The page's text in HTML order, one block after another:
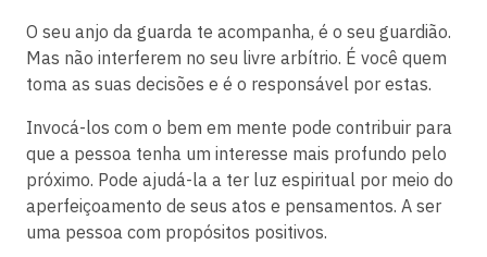
O seu anjo da guarda te acompanha, é o seu guardião.
Mas não interferem no seu livre arbítrio. É você quem
toma as suas decisões e é o responsável por estas.
Invocá-los com o bem em mente pode contribuir para
que a pessoa tenha um interesse mais profundo pelo
próximo. Pode ajudá-la a ter luz espiritual por meio do
aperfeiçoamento de seus atos e pensamentos. A ser
uma pessoa com propósitos positivos.